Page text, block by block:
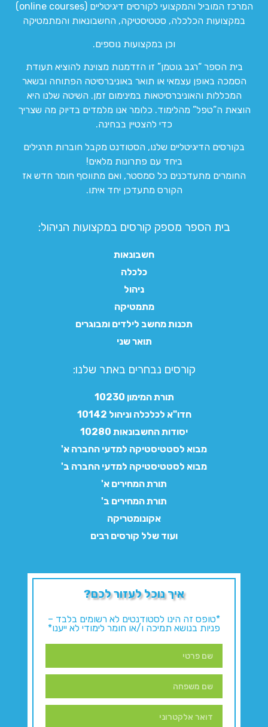
המרכז המוביל והמקצועי לקורסים דיגיטליים (online courses)
במקצועות הכלכלה, סטטיסטיקה, החשבונאות והמתמטיקה
וכן במקצועות נוספים.
בית הספר “רגב גוטמן” זו הזדמנות מצוינת להוציא תעודת
הסמכה באופן עצמאי או תואר באוניברסיטה הפתוחה ובשאר
המכללות והאוניברסיטאות במינימום זמן. השיטה שלנו היא
הוצאת ה”טפל” מהלימוד. כלומר אנו מלמדים בדיוק מה שצריך
כדי להצטיין בבחינה.
בקורסים הדיגיטליים שלנו, הסטודנט מקבל חוברות תרגילים
ביחד עם פתרונות מלאים!
החומרים מתעדכנים כל סמסטר, ואם מתווסף חומר חדש אז
הקורס מתעדכן יחד איתו.
בית הספר מספק קורסים במקצועות הניהול:
חשבונאות
כלכלה
ניהול
מתמטיקה
תכנות מחשב לילדים ומבוגרים
תואר שני
קורסים נבחרים באתר שלנו:​
תורת המימון 10230
חדו"א לכלכלה וניהול 10142
יסודות החשבונאות 10280
מבוא לסטטיסטיקה למדעי החברה א'
מבוא לסטטיסטיקה למדעי החברה ב'
תורת המחירים א'
תורת המחירים ב'
אקונומטריקה
ועוד שלל קורסים רבים
איך נוכל לעזור לכם?
*טופס זה הינו לסטודנטים לא רשומים בלבד –
פניות בנושא תמיכה ו/או חומר לימודי לא ייענו*